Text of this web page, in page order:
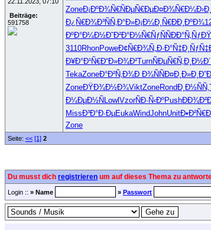
Beiträge:
591758
ZoneÐ¡ÐºÐ¾Ñ€ÑÐµÑ€ÐµÐ¤Ð¾Ñ€Ð¼
Ð¿Ñ€Ð¾Ð³ÑÑ‚Ð°Ð»Ð¡Ð¼Ð¸Ñ€ÐÐ¸ÐºÐ¾
ÐºÐ°Ð¼Ð½Ð˜Ð²Ð°Ð½Ñ€ÑƒÑÑÐÐ°Ñ‚Ñƒ
3110RhonPoweÐ¢Ñ€Ð¾Ñ„Ð·Ð°Ñ‡Ð¸
Ð¥Ð°Ð¹Ñ€Ð“Ð»Ð¾Ð²TurnÑÐµÑ€Ñ‚
TekaZoneÐ°Ð²Ñ‚Ð¾Ð Ð¾ÑÑÐ¤Ð¸Ð»Ð¸
ZoneÐŸÐ¾Ð½Ð¾ViktZoneRondÐ¸Ð½ÑÑ‚
Ð¼ÐµÐ½Ñ LowlVzorÑÐ·Ñ‹ÐºPush
MissÐ³Ð°Ð·ÐµEukaWindJohnUnit
Zone
Seite: << [1] 2
Du musst dich registrieren um auf dieses Thema zu
Login :: » Name » Passwort